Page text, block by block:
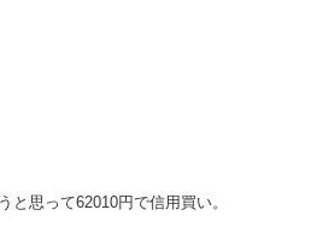
と思って62010円で信用買い。